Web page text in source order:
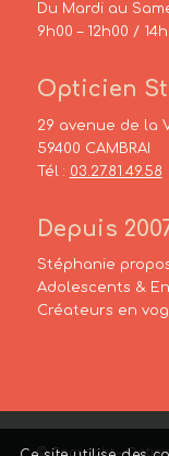
Du Mardi au
9h00 – 12h00 /
Opticien
29 avenue de la
59400 CAMBRAI
Tél : 03.27.81.49.58
Depuis
Stéphanie
Adolescents &
Créateurs en
© Copyright –